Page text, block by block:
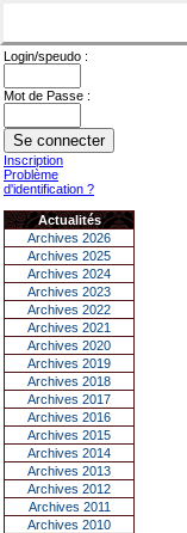
Login/speudo :
Mot de Passe :
Inscription
Problème
d'identification ?
Actualités
Archives 2026
Archives 2025
Archives 2024
Archives 2023
Archives 2022
Archives 2021
Archives 2020
Archives 2019
Archives 2018
Archives 2017
Archives 2016
Archives 2015
Archives 2014
Archives 2013
Archives 2012
Archives 2011
Archives 2010